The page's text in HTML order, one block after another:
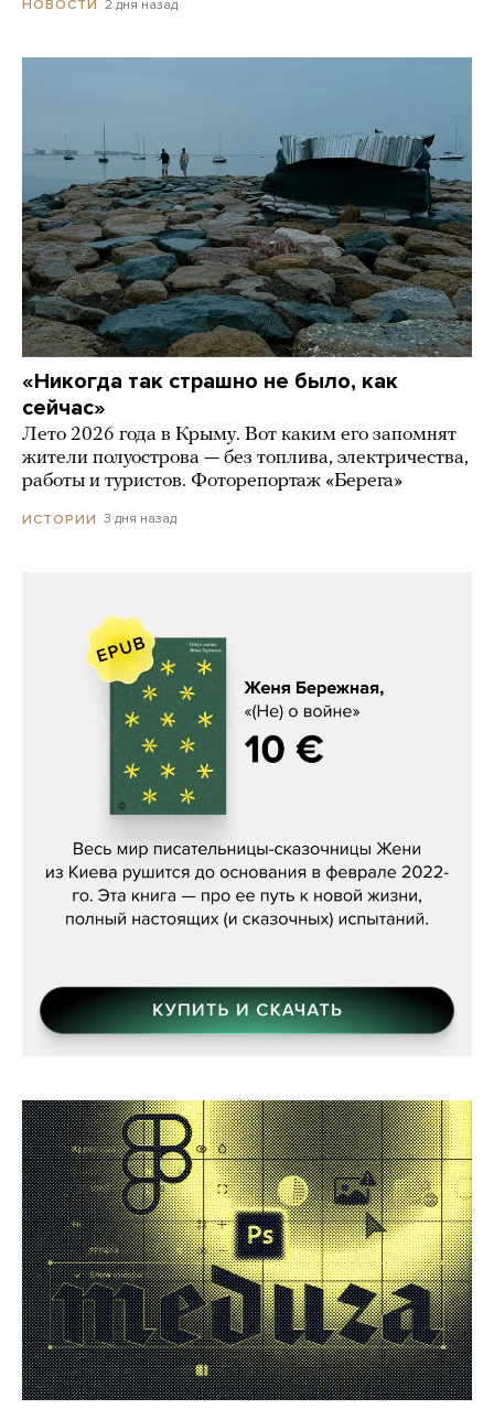
НОВОСТИ 2 дня назад
«Никогда так страшно не было, как
сейчас»
Лето 2026 года в Крыму. Вот каким его запомнят
жители полуострова — без топлива, электричества,
работы и туристов. Фоторепортаж «Берега»
ИСТОРИИ 3 дня назад
Женя Бережная, «(Не) о войне»